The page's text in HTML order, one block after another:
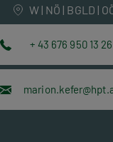
W | NÖ | BGLD |
+ 43 676 950 13 26